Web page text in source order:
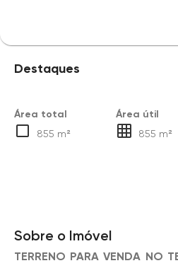
Destaques
Área total
855 m²
Área útil
855 m²
Sobre o Imóvel
TERRENO PARA VENDA NO